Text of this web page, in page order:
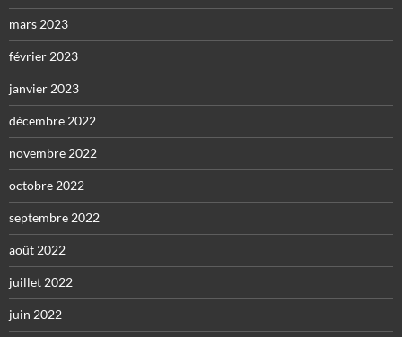
mars 2023
février 2023
janvier 2023
décembre 2022
novembre 2022
octobre 2022
septembre 2022
août 2022
juillet 2022
juin 2022